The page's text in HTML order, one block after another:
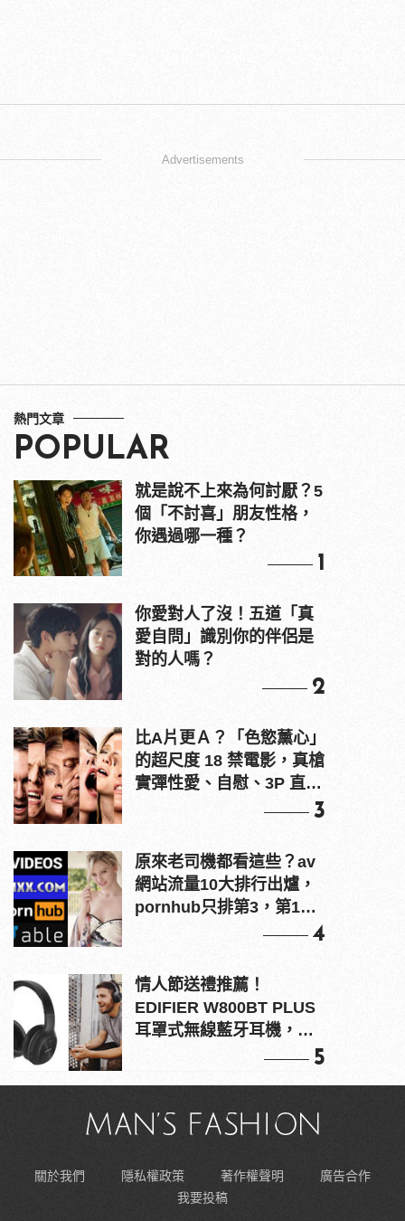
Advertisements
熱門文章
POPULAR
就是說不上來為何討厭？5
個「不討喜」朋友性格，
你遇過哪一種？
1
你愛對人了沒！五道「真
愛自問」識別你的伴侶是
對的人嗎？
2
比A片更Ａ？「色慾薰心」
的超尺度 18 禁電影，真槍
實彈性愛、自慰、3P 直接
3
原來老司機都看這些？av
網站流量10大排行出爐，
pornhub只排第3，第1名
4
情人節送禮推薦！
EDIFIER W800BT PLUS
耳罩式無線藍牙耳機，在
5
關於我們 隱私權政策 著作權聲明
廣告合作
我要投稿